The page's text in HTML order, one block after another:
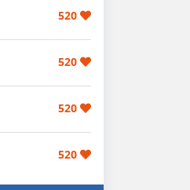
520
520
520
520